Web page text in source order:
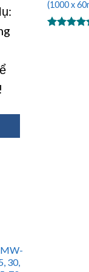
30,
(1000 x